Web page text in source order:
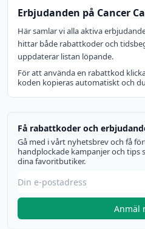
Erbjudanden på Cancer
Här samlar vi alla aktiva
hittar både rabattkoder och
uppdaterar listan löpande.
För att använda en rabattkod
koden kopieras automatiskt och
Få rabattkoder och
Gå med i vårt nyhetsbrev och få
handplockade kampanjer och tips
dina favoritbutiker.
Anmäl